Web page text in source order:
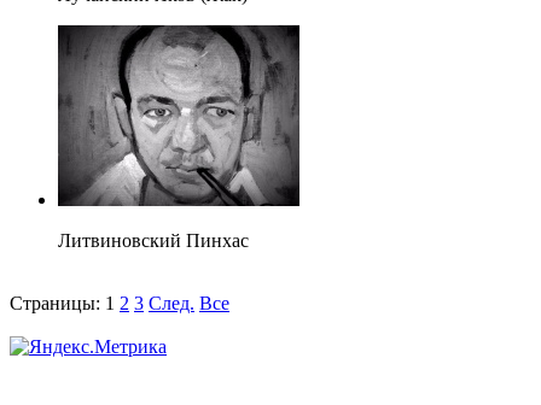
Литвиновский Пинхас
Страницы: 1 2 3 След. Все